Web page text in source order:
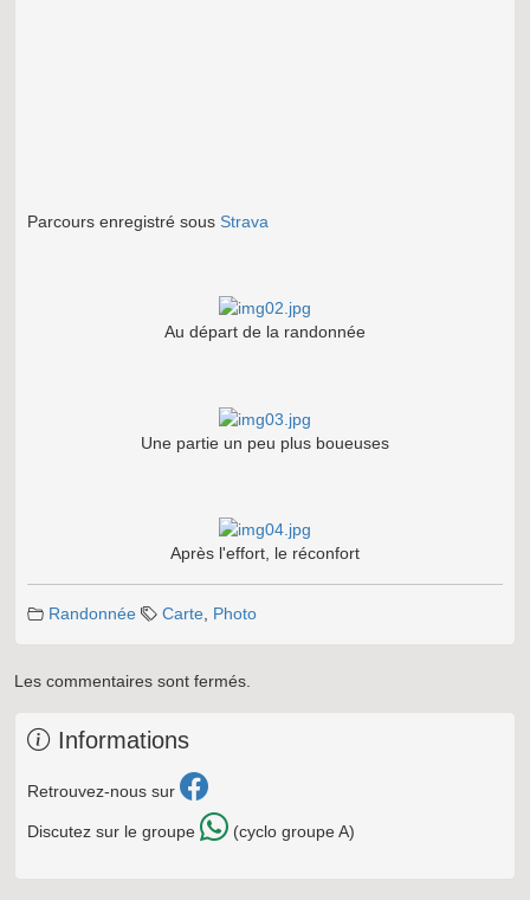
Parcours enregistré sous Strava
Au départ de la randonnée
Une partie un peu plus boueuses
Après l'effort, le réconfort
Randonnée Carte Photo
Les commentaires sont fermés.
Informations
Retrouvez-nous sur
Discutez sur le groupe (cyclo groupe A)